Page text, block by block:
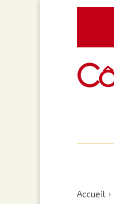
Accueil›